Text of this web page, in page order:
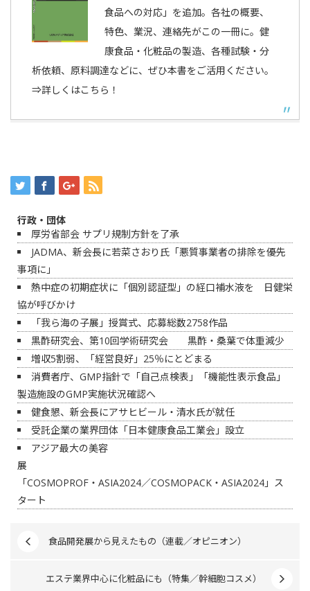
食品への対応」を追加。各社の概要、
特色、業況、連絡先がこの一冊に。健
康食品・化粧品の製造、各種試験・分
析依頼、原料調達などに、ぜひ本書をご活用ください。
⇒詳しくはこちら！
行政・団体
厚労省部会 サプリ規制方針を了承
JADMA、新会長に若菜さおり氏「悪質事業者の排除を優先
事項に」
熱中症の初期症状に「個別認証型」の経口補水液を 日健栄
協が呼びかけ
「我ら海の子展」授賞式、応募総数2758作品
黒酢研究会、第10回学術研究会 黒酢・桑葉で体重減少
増収5割弱、「経営良好」25％にとどまる
消費者庁、GMP指針で「自己点検表」「機能性表示食品」
製造施設のGMP実施状況確認へ
健食懇、新会長にアサヒビール・清水氏が就任
受託企業の業界団体「日本健康食品工業会」設立
アジア最大の美容
展
「COSMOPROF・ASIA2024／COSMOPACK・ASIA2024」ス
タート
食品開発展から見えたもの（連載／オピニオン）
エステ業界中心に化粧品にも（特集／幹細胞コスメ）